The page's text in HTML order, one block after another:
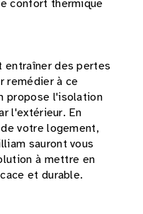
confort thermique
entraîner des pertes
remédier à ce
propose l'isolation
l'extérieur. En
votre logement,
sauront vous
à mettre en
et durable.